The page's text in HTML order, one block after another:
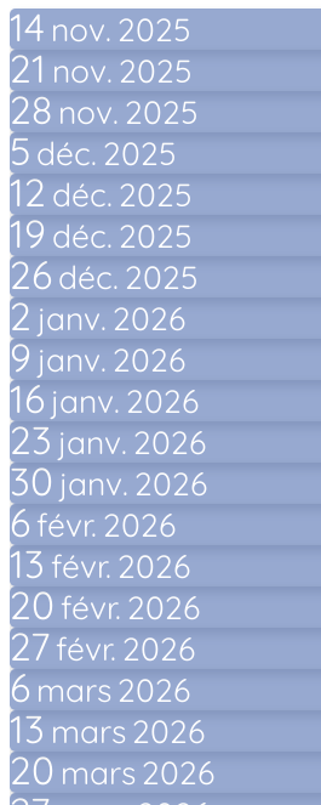
14 nov. 2025
21 nov. 2025
28 nov. 2025
5 déc. 2025
12 déc. 2025
19 déc. 2025
26déc. 2025
2 janv. 2026
9 janv. 2026
16 janv. 2026
23 janv. 2026
30 janv. 2026
6févr. 2026
13 févr. 2026
20févr. 2026
27févr. 2026
6 mars2026
13 mars2026
20 mars2026